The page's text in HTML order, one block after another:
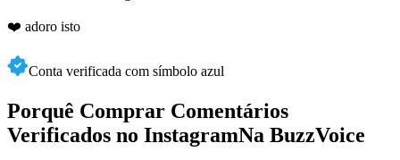
Verificados no InstagramNa BuzzVoice